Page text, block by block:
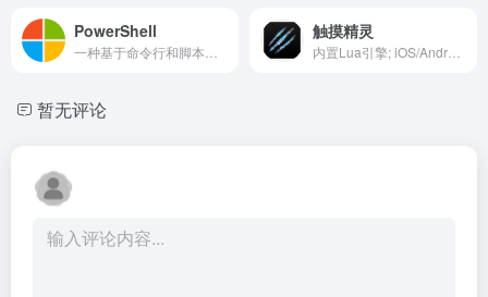
PowerShell 触摸精灵
暂无评论